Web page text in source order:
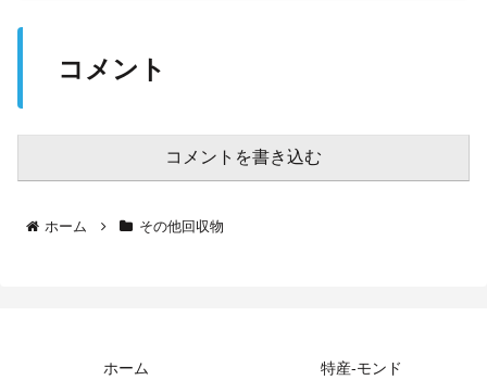
コメント
コメントを書き込む
ホーム その他回収物
ホーム
特産-モンド